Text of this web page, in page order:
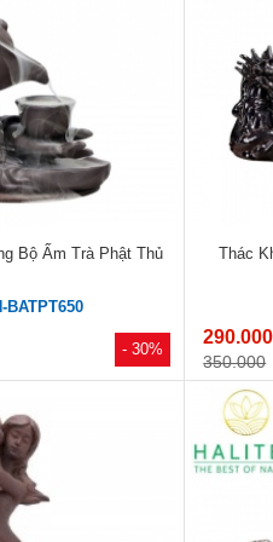
- 30%
Bộ Ấm Trà Phật Thủ
BATPT650
Thác
290.000
350.000